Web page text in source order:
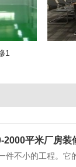
1
2000平米厂房
件不小的工程。